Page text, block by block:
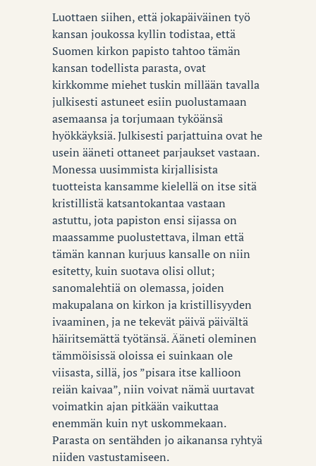
Luottaen siihen, että jokapäiväinen työ
kansan joukossa kyllin todistaa, että
Suomen kirkon papisto tahtoo tämän
kansan todellista parasta, ovat
kirkkomme miehet tuskin millään tavalla
julkisesti astuneet esiin puolustamaan
asemaansa ja torjumaan tyköänsä
hyökkäyksiä. Julkisesti parjattuina ovat he
usein ääneti ottaneet parjaukset vastaan.
Monessa uusimmista kirjallisista
tuotteista kansamme kielellä on itse sitä
kristillistä katsantokantaa vastaan
astuttu, jota papiston ensi sijassa on
maassamme puolustettava, ilman että
tämän kannan kurjuus kansalle on niin
esitetty, kuin suotava olisi ollut;
sanomalehtiä on olemassa, joiden
makupalana on kirkon ja kristillisyyden
ivaaminen, ja ne tekevät päivä päivältä
häiritsemättä työtänsä. Ääneti oleminen
tämmöisissä oloissa ei suinkaan ole
viisasta, sillä, jos ”pisara itse kallioon
reiän kaivaa”, niin voivat nämä uurtavat
voimatkin ajan pitkään vaikuttaa
enemmän kuin nyt uskommekaan.
Parasta on sentähden jo aikanansa ryhtyä
niiden vastustamiseen.